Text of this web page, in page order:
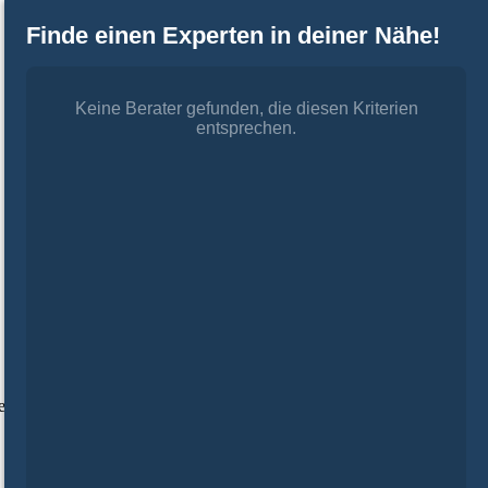
Finde einen Experten in deiner Nähe!
Keine Berater gefunden, die diesen Kriterien
entsprechen.